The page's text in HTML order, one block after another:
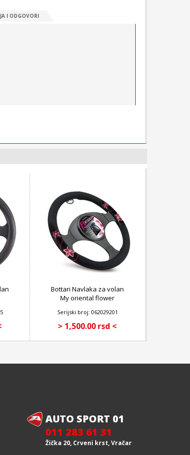
I ODGOVORI
Bottari Navlaka za volan
My oriental flower
Serijski broj: 062029201
> 1,500.00 rsd <
AUTO SPORT 01
011 283 61 31
Žička 20, Crveni krst, Vračar